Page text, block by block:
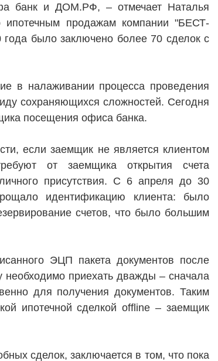
Консалтинг и аналитика
Управление продажами
банк и ДОМ.РФ, – отмечает Наталья
ипотечным продажам компании "БЕСТ-
было заключено более 70 сделок с
в налаживании процесса проведения
сохраняющихся сложностей. Сегодня
посещения офиса банка.
если заемщик не является клиентом
от заемщика открытия счета
присутствия. С 6 апреля до 30
идентификацию клиента: было
счетов, что было большим
ЭЦП пакета документов после
необходимо приехать дважды – сначала
для получения документов. Таким
ипотечной сделкой offline – заемщик
сделок, заключается в том, что пока